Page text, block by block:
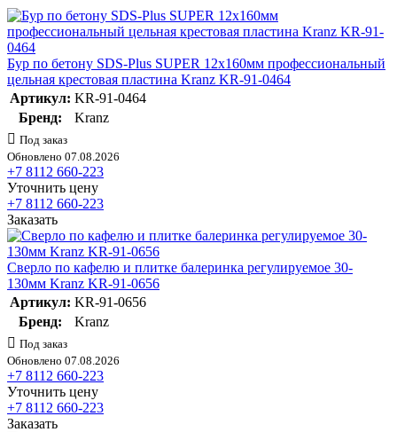
Бур по бетону SDS-Plus SUPER 12х160мм профессиональный
цельная крестовая пластина Kranz KR-91-0464
Артикул: KR-91-0464
Бренд:
Kranz
Под заказ
Обновлено 07.08.2026
+7 8112 660-223
Уточнить цену
+7 8112 660-223
Заказать
Сверло по кафелю и плитке балеринка регулируемое 30-
130мм Kranz KR-91-0656
Артикул: KR-91-0656
Бренд:
Kranz
Под заказ
Обновлено 07.08.2026
+7 8112 660-223
Уточнить цену
+7 8112 660-223
Заказать